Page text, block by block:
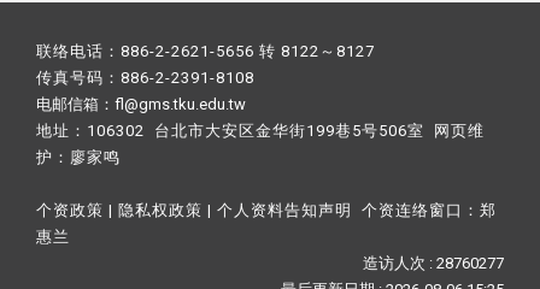
联络电话：886-2-2621-5656 转 8122～8127
传真号码：886-2-2391-8108
电邮信箱：fl@gms.tku.edu.tw
地址：106302 台北市大安区金华街199巷5号506室 网页维
护： 廖家鸣​
个资政策 | 隐私权政策 | 个人资料告知声明 个资连络窗口： 郑
惠兰
造访人次 : 28760277